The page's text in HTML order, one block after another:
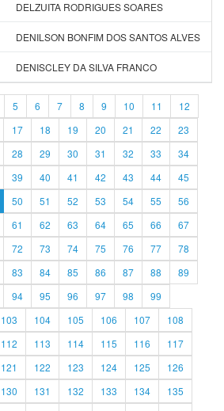
DELZUITA RODRIGUES SOARES
DENILSON BONFIM DOS SANTOS ALVES
DENISCLEY DA SILVA FRANCO
5 6 7 8 9 10 11
12
17 18 19 20 21 22
23
28 29 30 31 32 33
34
39 40 41 42 43 44
45
50 51 52 53 54 55
56
61 62 63 64 65 66
67
72 73 74 75 76 77
78
83 84 85 86 87 88
89
94 95 96 97 98
99
103 104 105 106 107
108
112 113 114 115 116
117
121 122 123 124 125
126
130 131 132 133 134
135